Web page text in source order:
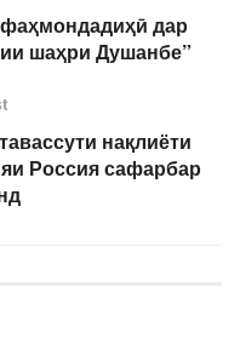
дар
шаҳри Душанбе”
нақлиёти
Россия сафарбар